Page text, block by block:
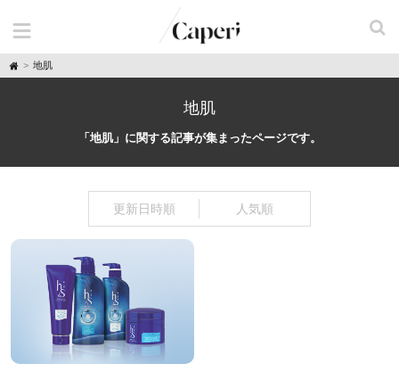
H
o
地肌
地肌
「地肌」に関する記事が集まったページです。
更新日時順 人気順